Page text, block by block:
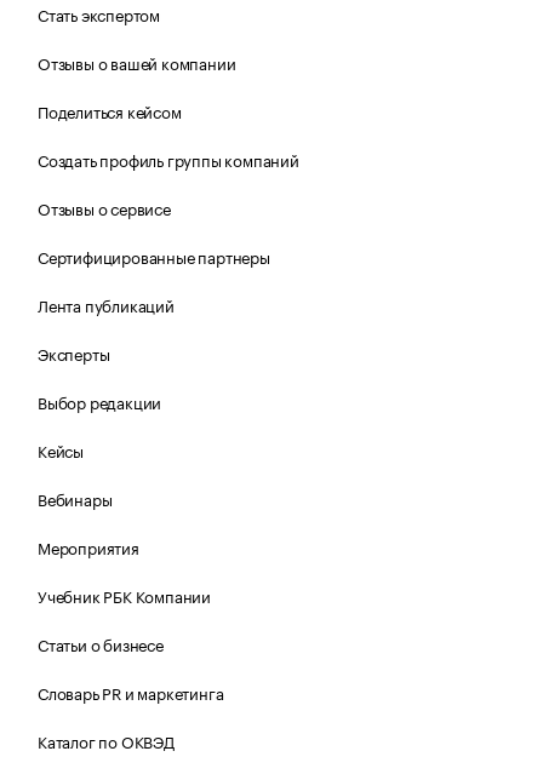
Стать экспертом
Отзывы о вашей компании
Поделиться кейсом
Создать профиль группы компаний
Отзывы о сервисе
Сертифицированные партнеры
Лента публикаций
Эксперты
Выбор редакции
Кейсы
Вебинары
Мероприятия
Учебник РБК Компании
Статьи о бизнесе
Словарь PR и маркетинга
Каталог по ОКВЭД